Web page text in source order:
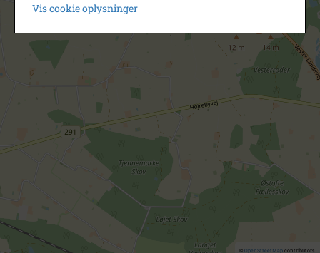
© OpenStreetMapcontributors.
Vis cookie oplysninger